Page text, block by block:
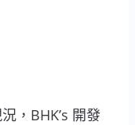
，BHK’s 開發